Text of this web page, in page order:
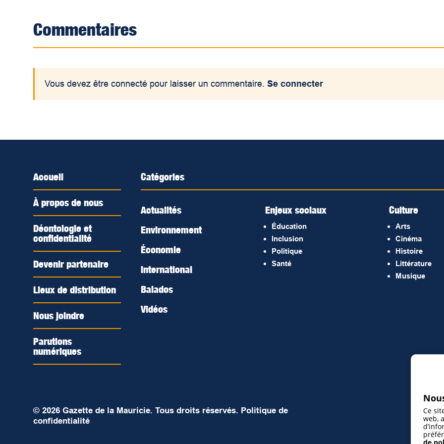
Commentaires
Vous devez être connecté pour laisser un commentaire.Se connecter
Accueil
À propos de nous
Déontologie et
confidentialité
Devenir partenaire
Lieux de distribution
Nous joindre
Parutions
numériques
Catégories
Actualités
Environnement
Économie
International
Balados
Vidéos
Enjeux sociaux
Éducation
Inclusion
Politique
Santé
Culture
Arts
Cinéma
Histoire
Littérature
Musique
© 2026 Gazette de la Mauricie. Tous droits réservés. Politique de
confidentialité
Ce
web,